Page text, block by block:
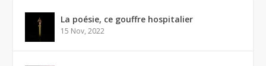
La poésie, ce gouffre hospitalier
15 Nov, 2022